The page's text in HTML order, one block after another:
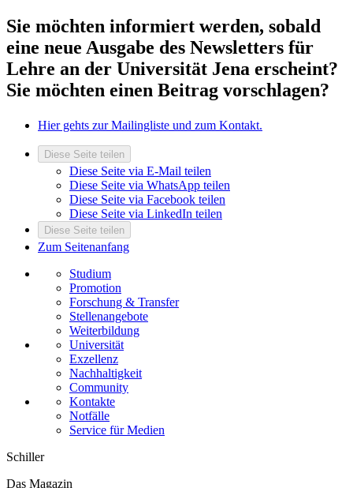
Sie möchten informiert werden, sobald
eine neue Ausgabe des Newsletters für
Lehre an der Universität Jena erscheint?
Sie möchten einen Beitrag vorschlagen?
Hier gehts zur Mailingliste und zum Kontakt.
Diese Seite teilen
Diese Seite via E-Mail teilen
Diese Seite via WhatsApp teilen
Diese Seite via Facebook teilen
Diese Seite via LinkedIn teilen
Diese Seite teilen
Zum Seitenanfang
Studium
Promotion
Forschung & Transfer
Stellenangebote
Weiterbildung
Universität
Exzellenz
Nachhaltigkeit
Community
Kontakte
Notfälle
Service für Medien
Schiller
Das Magazin